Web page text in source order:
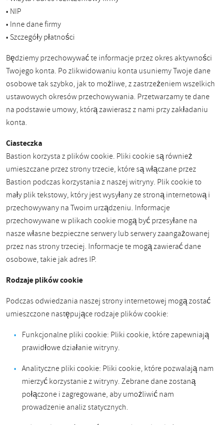
• NIP
• Inne dane firmy
• Szczegóły płatności
Będziemy przechowywać te informacje przez okres aktywności
Twojego konta. Po zlikwidowaniu konta usuniemy Twoje dane
osobowe tak szybko, jak to możliwe, z zastrzeżeniem wszelkich
ustawowych okresów przechowywania. Przetwarzamy te dane
na podstawie umowy, którą zawierasz z nami przy zakładaniu
konta.
Ciasteczka
Bastion korzysta z plików cookie. Pliki cookie są również
umieszczane przez strony trzecie, które są włączane przez
Bastion podczas korzystania z naszej witryny. Plik cookie to
mały plik tekstowy, który jest wysyłany ze stroną internetową i
przechowywany na Twoim urządzeniu. Informacje
przechowywane w plikach cookie mogą być przesyłane na
nasze własne bezpieczne serwery lub serwery zaangażowanej
przez nas strony trzeciej. Informacje te mogą zawierać dane
osobowe, takie jak adres IP.
Rodzaje plików cookie
Podczas odwiedzania naszej strony internetowej mogą zostać
umieszczone następujące rodzaje plików cookie:
Funkcjonalne pliki cookie: Pliki cookie, które zapewniają
prawidłowe działanie witryny.
Analityczne pliki cookie: Pliki cookie, które pozwalają nam
mierzyć korzystanie z witryny. Zebrane dane zostaną
połączone i zagregowane, aby umożliwić nam
prowadzenie analiz statycznych.